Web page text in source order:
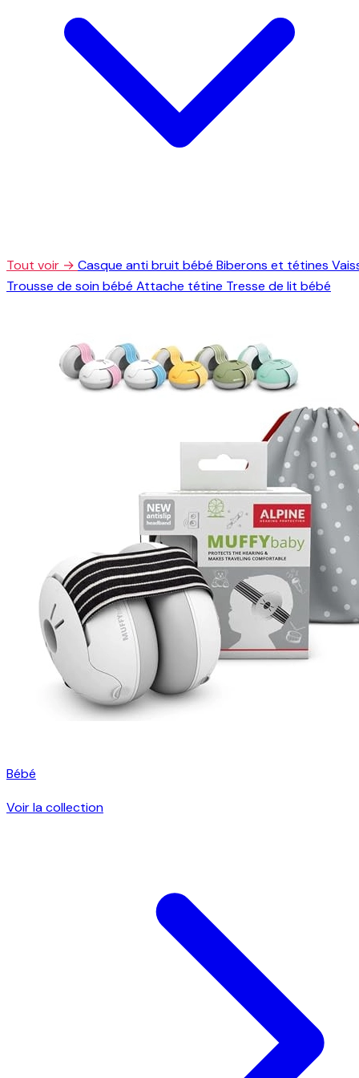
Tout voir → Casque anti bruit bébé Biberons et tétines
Trousse de soin bébé Attache tétine Tresse de lit bébé
Bébé
Voir la collection